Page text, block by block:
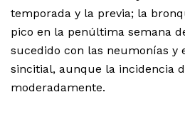
temporada y la previa; la
pico en la penúltima semana
sucedido con las neumonías y
sincitial, aunque la incidencia
moderadamente.